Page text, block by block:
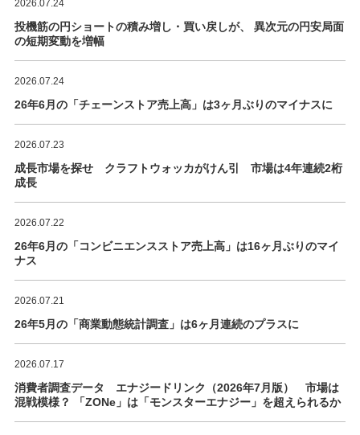
2026.07.24
投機筋の円ショートの積み増し・買い戻しが、 異次元の円安局面
の短期変動を増幅
2026.07.24
26年6月の「チェーンストア売上高」は3ヶ月ぶりのマイナスに
2026.07.23
成長市場を探せ クラフトウォッカがけん引 市場は4年連続2桁
成長
2026.07.22
26年6月の「コンビニエンスストア売上高」は16ヶ月ぶりのマイ
ナス
2026.07.21
26年5月の「商業動態統計調査」は6ヶ月連続のプラスに
2026.07.17
消費者調査データ エナジードリンク（2026年7月版） 市場は
混戦模様？ 「ZONe」は「モンスターエナジー」を超えられるか